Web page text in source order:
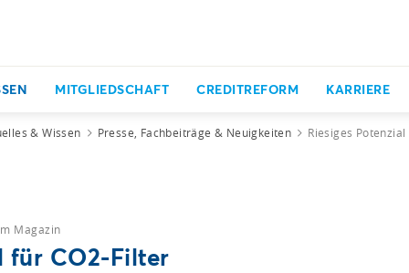
MITGLIEDSCHAFT CREDITREFORM KARRIERE
& Wissen Presse, Fachbeiträge & Neuigkeiten Riesiges
Magazin
für CO2-Filter